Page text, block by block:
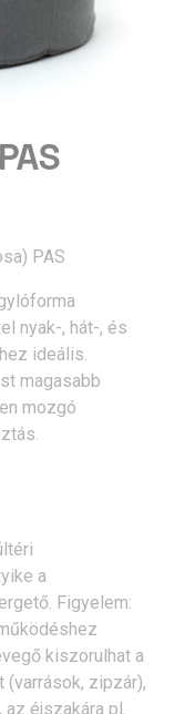
PAS
nyak-, hát-, és
ideális.
magasabb
mozgó
a
Figyelem:
kiszorulhat a
zipzár),
éjszakára pl.